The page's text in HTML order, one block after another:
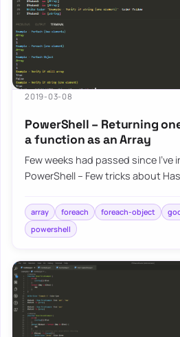
2019-03-08
PowerShell – Returning
a function as an Array
Few weeks had passed since I’ve
PowerShell – Few tricks about
array foreach foreach-object
powershell